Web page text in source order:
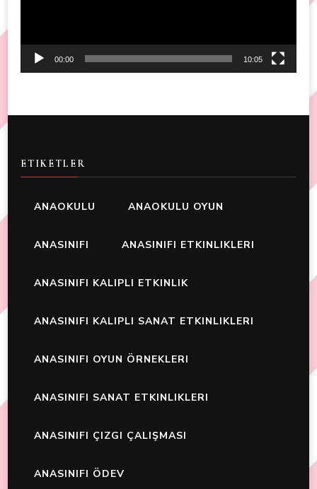
00:00 10:05
ETIKETLER
ANAOKULU ANAOKULU OYUN
ANASINIFI ANASINIFI ETKINLIKLERI
ANASINIFI KALIPLI ETKINLIK
ANASINIFI KALIPLI SANAT ETKINLIKLERI
ANASINIFI OYUN ÖRNEKLERI
ANASINIFI SANAT ETKINLIKLERI
ANASINIFI ÇIZGI ÇALIŞMASI
ANASINIFI ÖDEV